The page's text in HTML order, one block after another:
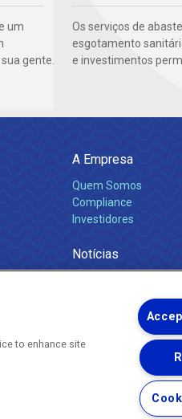
um
gente.
Os serviços de
esgotamento
e investimentos
A Empresa
Quem Somos
Compliance
Investidores
Notícias
Copyright ® 2026 - Todos os Direitos
to enhance site